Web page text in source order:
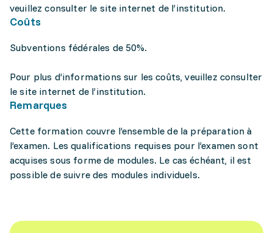
veuillez consulter le site internet de l’institution.
Coûts
Subventions fédérales de 50%.
Pour plus d’informations sur les coûts, veuillez consulter
le site internet de l’institution.
Remarques
Cette formation couvre l’ensemble de la préparation à
l’examen. Les qualifications requises pour l’examen sont
acquises sous forme de modules. Le cas échéant, il est
possible de suivre des modules individuels.